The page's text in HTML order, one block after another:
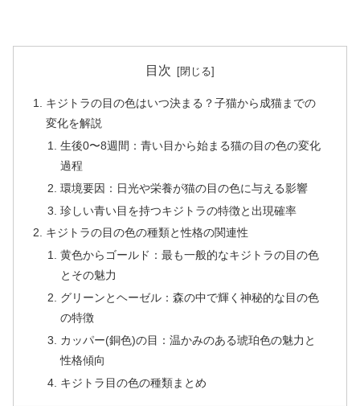
目次
キジトラの目の色はいつ決まる？子猫から成猫までの
変化を解説
生後0〜8週間：青い目から始まる猫の目の色の変化
過程
環境要因：日光や栄養が猫の目の色に与える影響
珍しい青い目を持つキジトラの特徴と出現確率
キジトラの目の色の種類と性格の関連性
黄色からゴールド：最も一般的なキジトラの目の色
とその魅力
グリーンとヘーゼル：森の中で輝く神秘的な目の色
の特徴
カッパー(銅色)の目：温かみのある琥珀色の魅力と
性格傾向
キジトラ目の色の種類まとめ